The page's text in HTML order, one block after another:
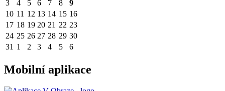
3
4 5 6 7 8
9
10 11 12 13 14 15 16
17 18 19 20 21 22 23
24 25 26 27 28 29 30
31 1 2 3 4 5 6
Mobilní aplikace